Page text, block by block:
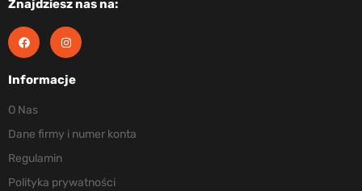
Znajdziesz nas na:
Informacje
O Nas
Dane firmy i numer konta
Regulamin
Polityka prywatności